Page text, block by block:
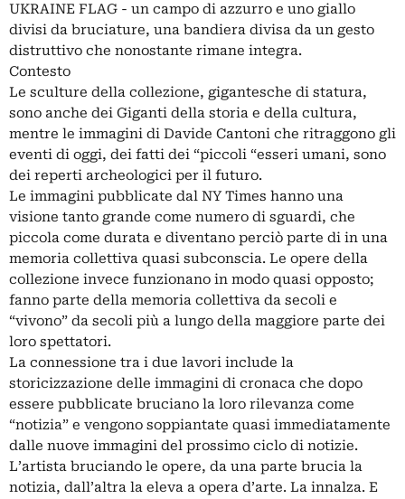
UKRAINE FLAG - un campo di azzurro e uno giallo
divisi da bruciature, una bandiera divisa da un gesto
distruttivo che nonostante rimane integra.
Contesto
Le sculture della collezione, gigantesche di statura,
sono anche dei Giganti della storia e della cultura,
mentre le immagini di Davide Cantoni che ritraggono gli
eventi di oggi, dei fatti dei “piccoli “esseri umani, sono
dei reperti archeologici per il futuro.
Le immagini pubblicate dal NY Times hanno una
visione tanto grande come numero di sguardi, che
piccola come durata e diventano perciò parte di in una
memoria collettiva quasi subconscia. Le opere della
collezione invece funzionano in modo quasi opposto;
fanno parte della memoria collettiva da secoli e
“vivono” da secoli più a lungo della maggiore parte dei
loro spettatori.
La connessione tra i due lavori include la
storicizzazione delle immagini di cronaca che dopo
essere pubblicate bruciano la loro rilevanza come
“notizia” e vengono soppiantate quasi immediatamente
dalle nuove immagini del prossimo ciclo di notizie.
L’artista bruciando le opere, da una parte brucia la
notizia, dall’altra la eleva a opera d’arte. La innalza. E